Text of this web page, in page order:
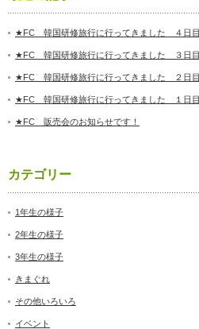
★FC 韓国研修旅行に行ってきました ４日目
★FC 韓国研修旅行に行ってきました ３日目
★FC 韓国研修旅行に行ってきました ２日目
★FC 韓国研修旅行に行ってきました １日目
★FC 販売会のお知らせです！
カテゴリー
1年生の様子
2年生の様子
3年生の様子
きまぐれ
その他いろいろ
イベント